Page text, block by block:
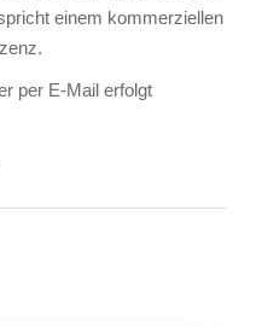
einem kommerziellen
per E-Mail erfolgt